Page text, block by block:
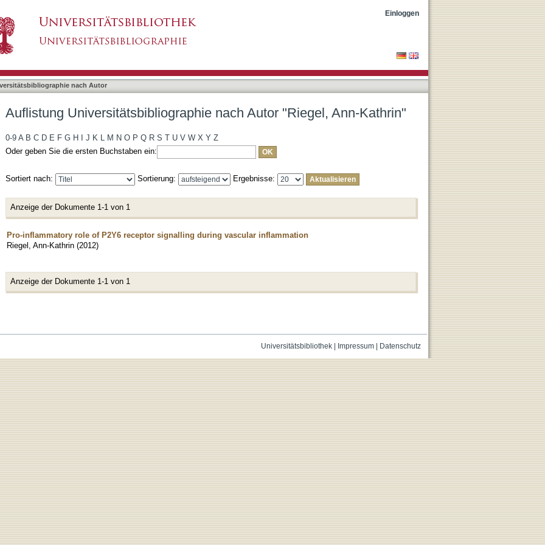
Einloggen
nach Autor
Auflistung Universitätsbibliographie nach Autor "Riegel, Ann-Kathrin"
0-9 A B C D E F G H J K L M N O P Q R S T U V W X Y Z
Oder geben Sie die ersten Buchstaben ein:
Sortiert nach: Sortierung: Ergebnisse:
Anzeige der Dokumente 1-1 von 1
Pro-inflammatory role of P2Y6 receptor signalling during vascular inflammation
Riegel, Ann-Kathrin (2012)
Anzeige der Dokumente 1-1 von 1
Universitätsbibliothek| Impressum| Datenschutz